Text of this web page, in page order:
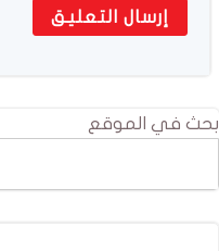
بحث في الموقع